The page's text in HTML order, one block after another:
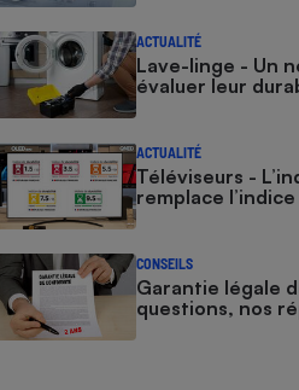
ACTUALITÉ
Lave-linge - Un
évaluer leur
ACTUALITÉ
Téléviseurs -
remplace
CONSEILS
Garantie légale
questions, nos